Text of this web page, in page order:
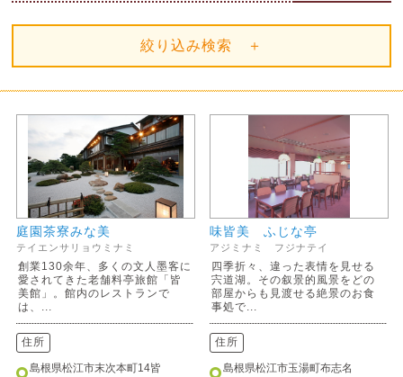
絞り込み検索 ＋
庭園茶寮みな美
テイエンサリョウミナミ
創業130余年、多くの文人墨客に
愛されてきた老舗料亭旅館「皆
美館」。館内のレストランで
は、...
住所
島根県松江市末次本町14皆
味皆美 ふじな亭
アジミナミ フジナテイ
四季折々、違った表情を見せる
宍道湖。その叙景的風景をどの
部屋からも見渡せる絶景のお食
事処で...
住所
島根県松江市玉湯町布志名